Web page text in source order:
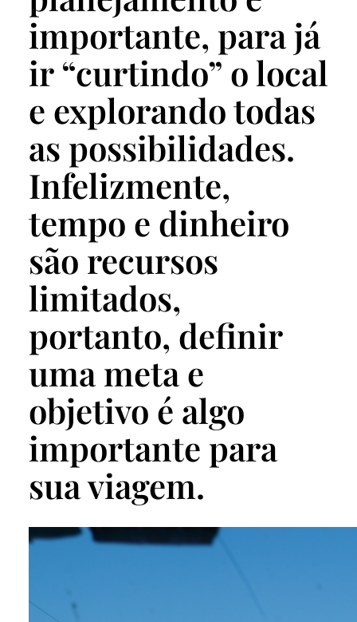
importante, para já
ir “curtindo” o local
e explorando todas
as possibilidades.
Infelizmente,
tempo e dinheiro
são recursos
limitados,
portanto, definir
uma meta e
objetivo é algo
importante para
sua viagem.